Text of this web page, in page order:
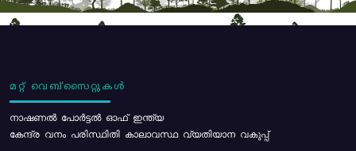
മറ്റ് വെബ്സൈറ്റുകൾ
നാഷണൽ പോർട്ടൽ ഓഫ് ഇന്ത്യ
കേന്ദ്ര വനം പരിസ്ഥിതി കാലാവസ്ഥ വ്യതിയാന വകുപ്പ്